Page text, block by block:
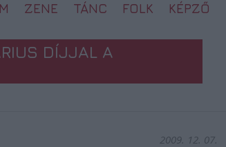
ZENE TÁNC FOLK KÉPZŐ
DÍJJAL A
2009. 12. 07.